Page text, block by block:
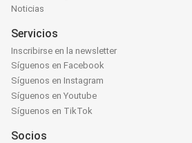
Noticias
Servicios
Inscribirse en la newsletter
Síguenos en Facebook
Síguenos en Instagram
Síguenos en Youtube
Síguenos en TikTok
Socios